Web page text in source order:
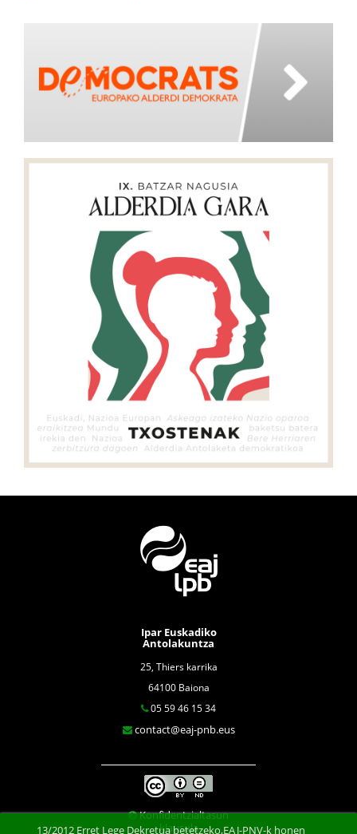
Ipar Euskadiko
Antolakuntza
25, Thiers karrika
64100 Baiona
05 59 46 15 34
contact@eaj-pnb.eus
Konfidentzialtasun
klausula
13/2012 Erret Lege Dekretua betetzeko,EAJ-PNV-k honen